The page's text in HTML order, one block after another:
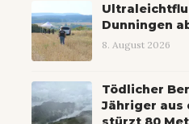
Dunningen
8. August 2026
Tödlicher
Jähriger aus